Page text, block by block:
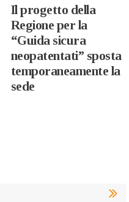
Il progetto della
Regione per la
“Guida sicura
neopatentati” sposta
temporaneamente la
sede